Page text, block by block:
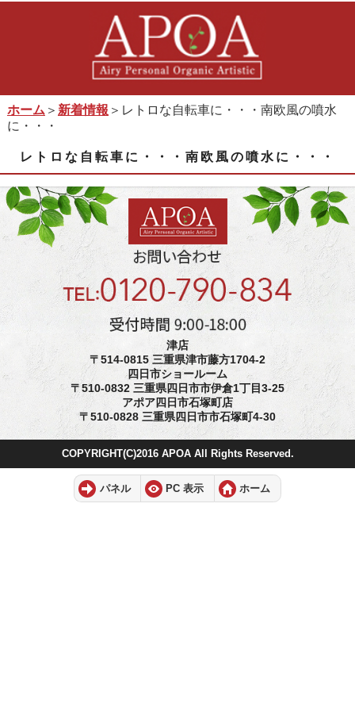
ホーム ＞ 新着情報 ＞レトロな自転車に・・・南欧風の噴水
に・・・
レトロな自転車に・・・南欧風の噴水に・・・
津店
〒514-0815 三重県津市藤方1704-2
四日市ショールーム
〒510-0832 三重県四日市市伊倉1丁目3-25
アポア四日市石塚町店
〒510-0828 三重県四日市市石塚町4-30
COPYRIGHT(C)2016 APOA All Rights Reserved.
パネル PC 表示 ホーム